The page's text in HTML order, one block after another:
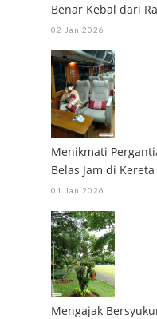
Benar Kebal dari
02 Jan 2026
Menikmati
Belas Jam di Kereta
01 Jan 2026
Mengajak